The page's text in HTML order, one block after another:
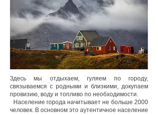
Здесь мы отдыхаем, гуляем по городу,
связываемся с родными и близкими, докупаем
провизию, воду и топливо по необходимости.
Население города начитывает не больше 2000
человек. В основном это аутентичное население